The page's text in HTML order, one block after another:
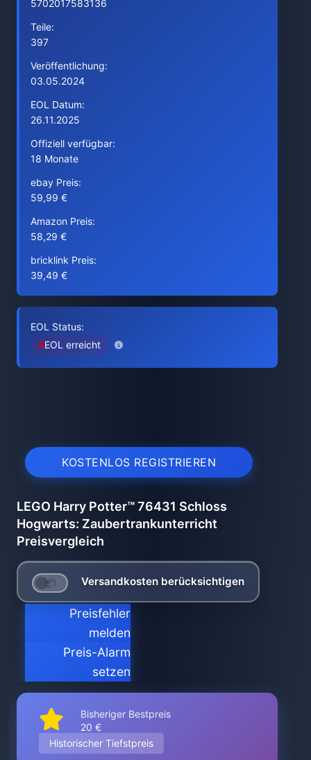
5702017583136
Teile:
397
Veröffentlichung:
03.05.2024
EOL Datum:
26.11.2025
Offiziell verfügbar:
18 Monate
ebay Preis:
59,99 €
Amazon Preis:
58,29 €
bricklink Preis:
39,49 €
EOL Status:
EOL erreicht
KOSTENLOS REGISTRIEREN
LEGO Harry Potter™ 76431 Schloss
Hogwarts: Zaubertrankunterricht
Preisvergleich
Versandkosten berücksichtigen
Preisfehler
melden
Preis-Alarm
setzen
Bisheriger Bestpreis
20 €
Historischer Tiefstpreis